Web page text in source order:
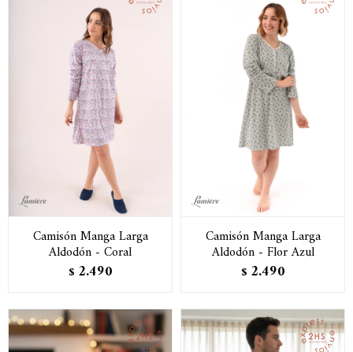
Camisón Manga Larga
Aldodón - Coral
$ 2.490
Camisón Manga Larga
Aldodón - Flor Azul
$ 2.490